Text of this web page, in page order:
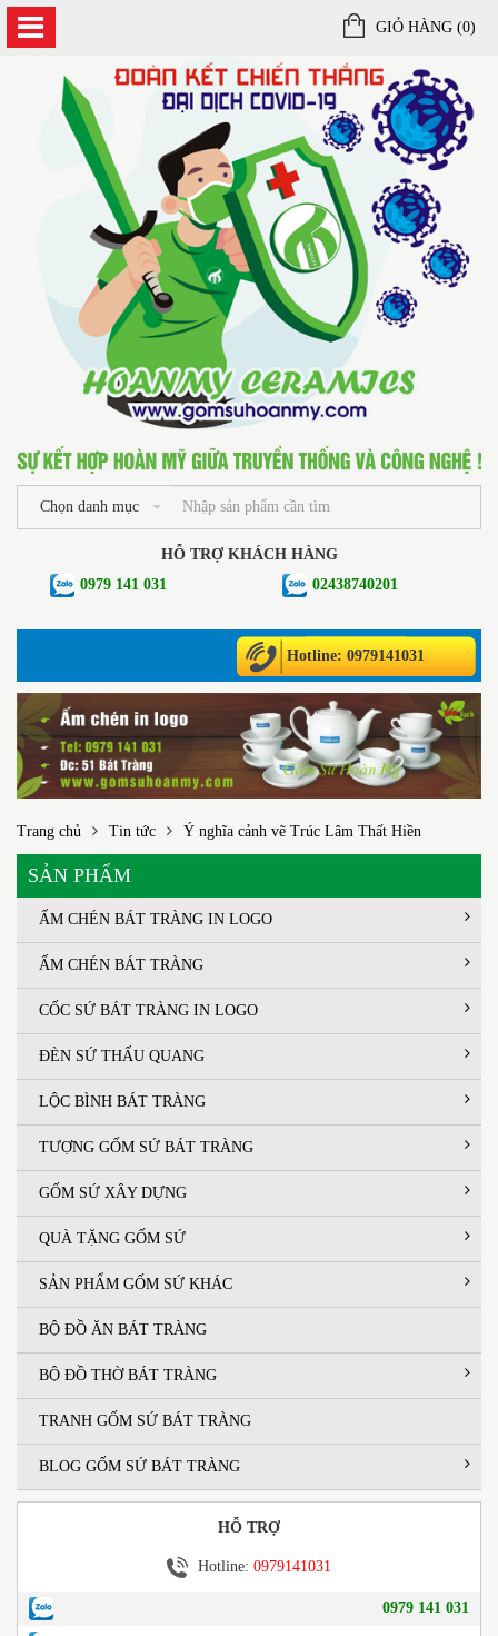
GIỎ HÀNG (0)
Chọn danh mục
HỖ TRỢ KHÁCH HÀNG
0979 141 031
02438740201
Hotline: 0979141031
Trang chủ Tin tức Ý nghĩa cảnh vẽ Trúc Lâm Thất Hiền
SẢN PHẨM
ẤM CHÉN BÁT TRÀNG IN LOGO
ẤM CHÉN BÁT TRÀNG
CỐC SỨ BÁT TRÀNG IN LOGO
ĐÈN SỨ THẤU QUANG
LỘC BÌNH BÁT TRÀNG
TƯỢNG GỐM SỨ BÁT TRÀNG
GỐM SỨ XÂY DỰNG
QUÀ TẶNG GỐM SỨ
SẢN PHẨM GỐM SỨ KHÁC
BỘ ĐỒ ĂN BÁT TRÀNG
BỘ ĐỒ THỜ BÁT TRÀNG
TRANH GỐM SỨ BÁT TRÀNG
BLOG GỐM SỨ BÁT TRÀNG
HỖ TRỢ
Hotline: 0979141031
0979 141 031